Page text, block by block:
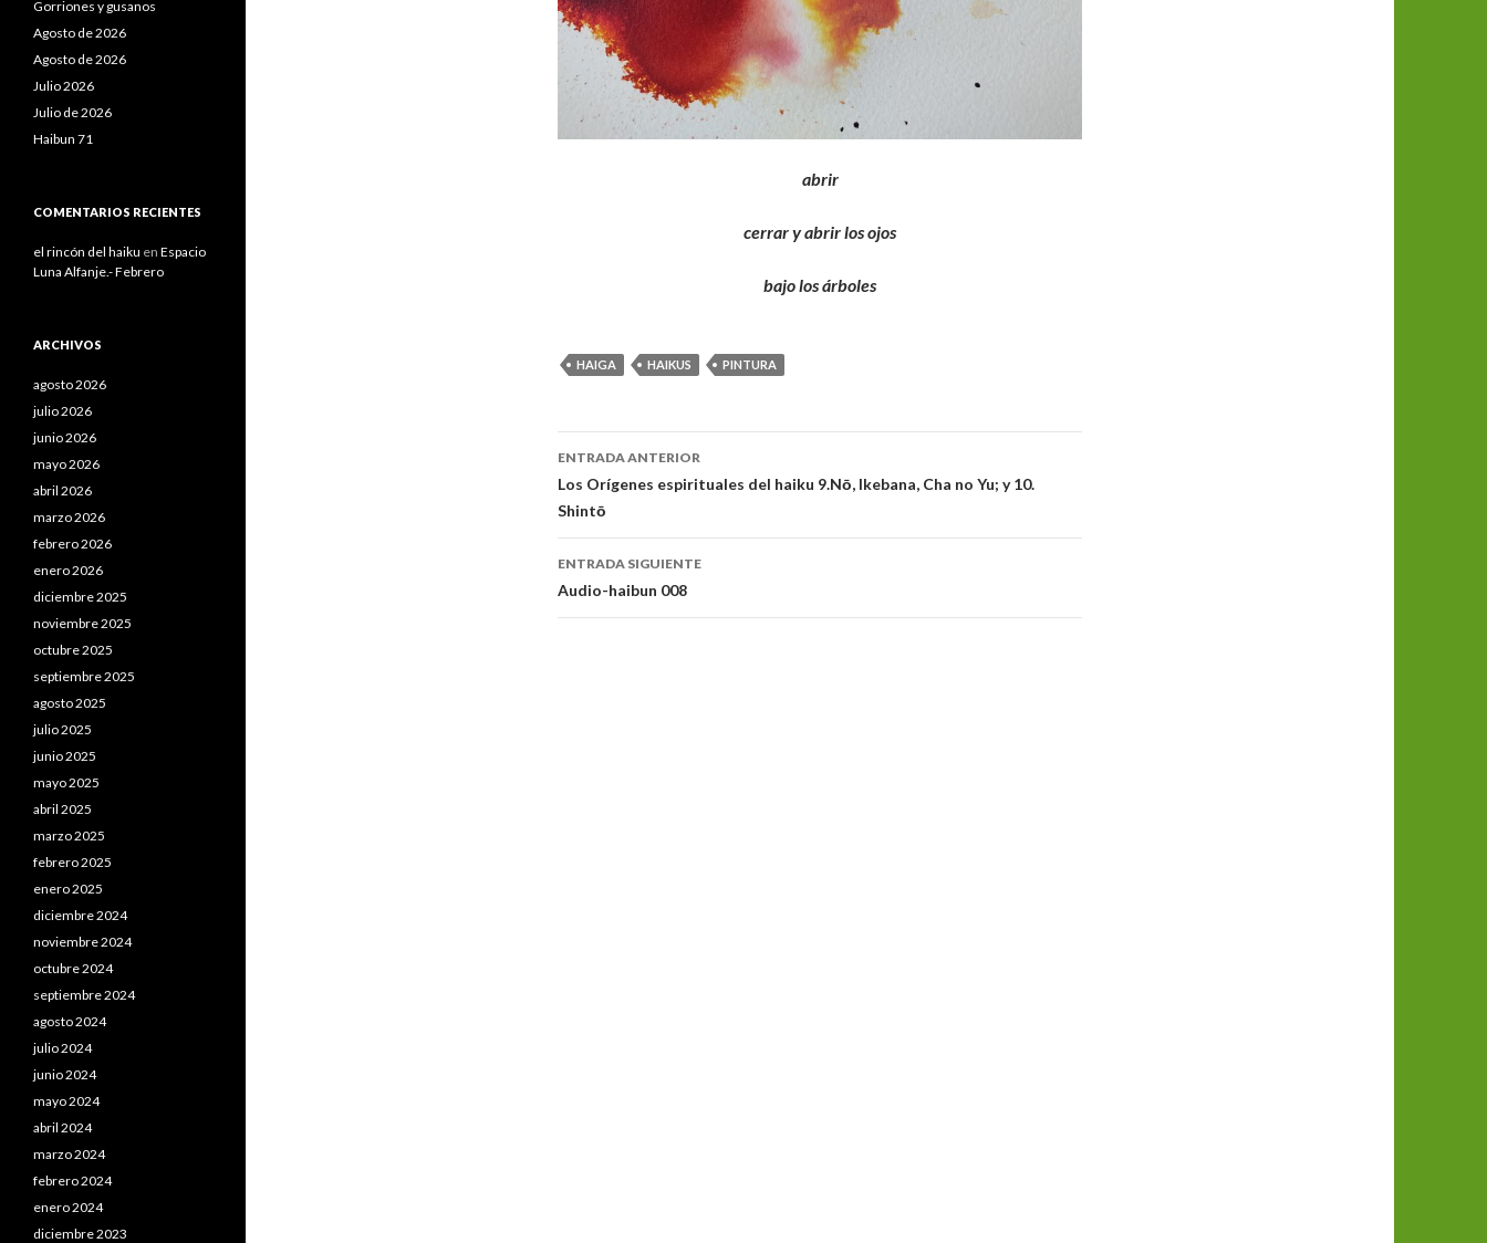
abrir
cerrar y abrir los ojos
bajo los árboles
HAIGA HAIKUS PINTURA
Navegación
de
entradas
ENTRADA ANTERIOR
Los Orígenes espirituales del haiku 9.Nō, Ikebana, Cha no Yu; y 10.
Shintō
ENTRADA SIGUIENTE
Audio-haibun 008
Gorriones y gusanos
Agosto de 2026
Agosto de 2026
Julio 2026
Julio de 2026
Haibun 71
COMENTARIOS RECIENTES
el rincón del haiku en Espacio
Luna Alfanje.- Febrero
ARCHIVOS
agosto 2026
julio 2026
junio 2026
mayo 2026
abril 2026
marzo 2026
febrero 2026
enero 2026
diciembre 2025
noviembre 2025
octubre 2025
septiembre 2025
agosto 2025
julio 2025
junio 2025
mayo 2025
abril 2025
marzo 2025
febrero 2025
enero 2025
diciembre 2024
noviembre 2024
octubre 2024
septiembre 2024
agosto 2024
julio 2024
junio 2024
mayo 2024
abril 2024
marzo 2024
febrero 2024
enero 2024
diciembre 2023